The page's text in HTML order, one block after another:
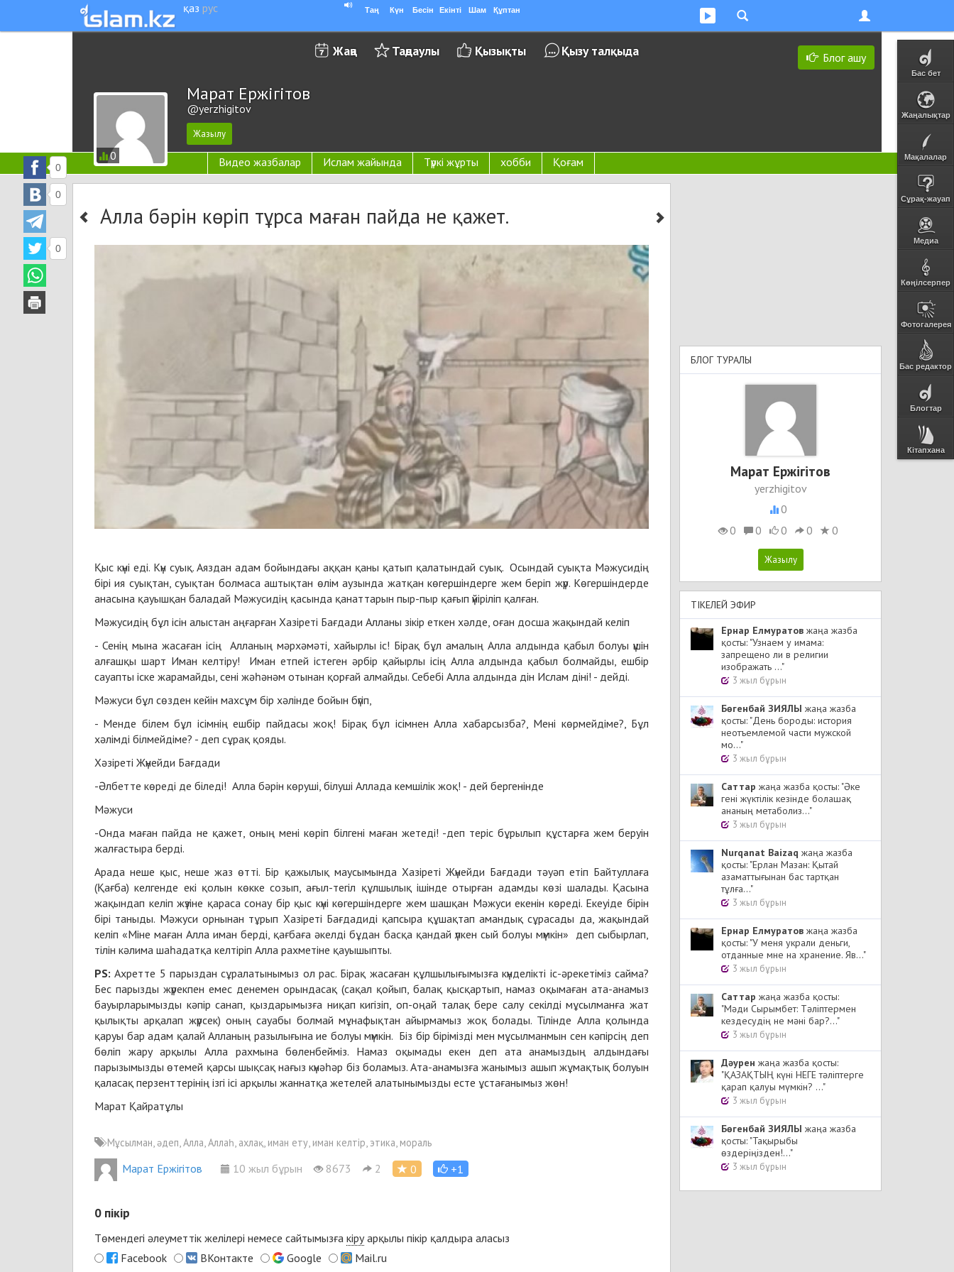
қаз рус Таң Күн Бесін Екінті Шам Құптан
Бас бет
Жаңалықтар
Мақалалар
Сұрақ-жауап
Медиа
Көңілсерпер
Фотогалерея
Бас редактор
Блогтар
Кітапхана
Блог ашу
Жаңа Таңдаулы Қызықты Қызу талқыда
0
Марат Ержігітов
@yerzhigitov
Видео жазбалар Ислам жайында Түркі жұрты хобби Қоғам
Алла бәрін көріп тұрса маған пайда не қажет.
0
0
0
Қыс күні еді. Күн суық. Аяздан адам бойындағы аққан қаны қатып қалатындай суық. Осындай суықта Мәжусидің
бірі ия суықтан, суықтан болмаса аштықтан өлім аузында жатқан көгершіндерге жем беріп жүр. Көгершіндерде
анасына қауышқан баладай Мәжусидің қасында қанаттарын пыр-пыр қағып үйіріліп қалған.
Мәжусидің бұл ісін алыстан аңғарған Хазіреті Бағдади Алланы зікір еткен хәлде, оған досша жақындай келіп
- Сенің мына жасаған ісің Алланың мәрхәмәті, хайырлы іс! Бірақ бұл амалың Алла алдында қабыл болуы үшін
алғашқы шарт Иман келтіру! Иман етпей істеген әрбір қайырлы ісің Алла алдында қабыл болмайды, ешбір
сауапты іске жарамайды, сені жәһәнәм отынан қорғай алмайды. Себебі Алла алдында дін Ислам діні! - дейді.
Мәжуси бұл сөзден кейін махсұм бір хәлінде бойын бүгіп,
- Менде білем бұл ісімнің ешбір пайдасы жоқ! Бірақ бұл ісімнен Алла хабарсызба?, Мені көрмейдіме?, Бұл
хәлімді білмейдіме? - деп сұрақ қояды.
Хәзіреті Жүнейди Бағдади
-Әлбетте көреді де біледі! Алла бәрін көруші, білуші Аллада кемшілік жоқ! - дей бергенінде
Мәжуси
-Онда маған пайда не қажет, оның мені көріп білгені маған жетеді! -деп теріс бұрылып құстарға жем беруін
жалғастыра берді.
Арада неше қыс, неше жаз өтті. Бір қажылық маусымында Хазіреті Жүнейди Бағдади тәуәп етіп Байтуллаға
(Қағба) келгенде екі қолын көкке созып, ағыл-тегіл құлшылық ішінде отырған адамды көзі шалады. Қасына
жақындап келіп жүзіне қараса сонау бір қыс күні көгершіндерге жем шашқан Мәжуси екенін көреді. Екеуіде бірін
бірі таныды. Мәжуси орнынан тұрып Хазіреті Бағдадиді қапсыра құшақтап амандық сұрасады да, жақындай
келіп «Міне маған Алла иман берді, қағбаға әкелді бұдан басқа қандай үлкен сый болуы мүмкін» деп сыбырлап,
тілін кәлима шаһадатқа келтіріп Алла рахметіне қауышыпты.
PS: Ахретте 5 парыздан сұралатынымыз ол рас. Бірақ жасаған құлшылығымызға күнделікті іс-әрекетіміз сайма?
Бес парызды жүрекпен емес денемен орындасақ (сақал қойып, балақ қысқартып, намаз оқымаған ата-анамыз
бауырларымызды кәпір санап, қыздарымызға ниқап кигізіп, оп-оңай талақ бере салу секілді мұсылманға жат
қылықты арқалап жүрсек) оның сауабы болмай мұнафықтан айырмамыз жоқ болады. Тілінде Алла қолында
қаруы бар адам қалай Алланың разылығына ие болуы мүмкін. Біз бір бірімізді мен мұсылманмын сен кәпірсің деп
бөліп жару арқылы Алла рахмына бөленбейміз. Намаз оқымады екен деп ата анамыздың алдындағы
парызымызды өтемей қарсы шықсақ нағыз күнәһәр біз боламыз. Ата-анамызға жанымыз ашып жұмақтық болуын
қаласақ перзенттерінің ізгі ісі арқылы жаннатқа жетелей алатынымызды есте ұстағанымыз жөн!
Марат Қайратұлы
Мұсылман, әдеп, Алла, Аллаһ, ахлақ, иман ету, иман келтір, этика, мораль
Марат Ержігітов 10 жыл бұрын 8673 2 0 +1
0 пікір
Төмендегі әлеуметтік желілері немесе сайтымызға кіруарқылы пікір қалдыра аласыз
Facebook
ВКонтакте Google Mail.ru
БЛОГ ТУРАЛЫ
Марат Ержігітов
yerzhigitov
0
0
0 0 0 0
ТІКЕЛЕЙ ЭФИР
Ернар Елмуратов жаңа жазба
қосты: "Узнаем у имама:
запрещено ли в религии
изображать ..."
3 жыл бұрын
Бөгенбай ЗИЯЛЫ жаңа жазба
қосты: "День бороды: история
неотъемлемой части мужской
мо..."
3 жыл бұрын
Cаттар жаңа жазба қосты: "Әке
гені жүктілік кезінде болашақ
ананың метаболиз..."
3 жыл бұрын
Nurqanat Baizaq жаңа жазба
қосты: "Ерлан Мазан: Қытай
азаматтығынан бас тартқан
тұлға..."
3 жыл бұрын
Ернар Елмуратов жаңа жазба
қосты: "У меня украли деньги,
отданные мне на хранение. Яв..."
3 жыл бұрын
Cаттар жаңа жазба қосты:
"Мәди Сырымбет: Тәліптермен
кездесудің не мәні бар?..."
3 жыл бұрын
Дәурен жаңа жазба қосты:
"ҚАЗАҚТЫҢ күні НЕГЕ тәліптерге
қарап қалуы мүмкін? ..."
3 жыл бұрын
Бөгенбай ЗИЯЛЫ жаңа жазба
қосты: "Тақырыбы
өздеріңізден!..."
3 жыл бұрын